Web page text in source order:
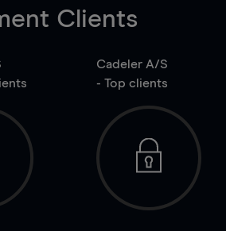
Clients
Cadeler A/S
- Top clients